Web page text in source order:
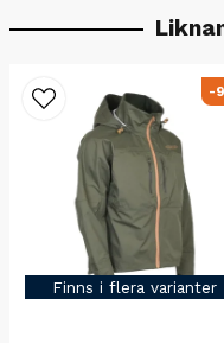
Finns i flera varianter
-